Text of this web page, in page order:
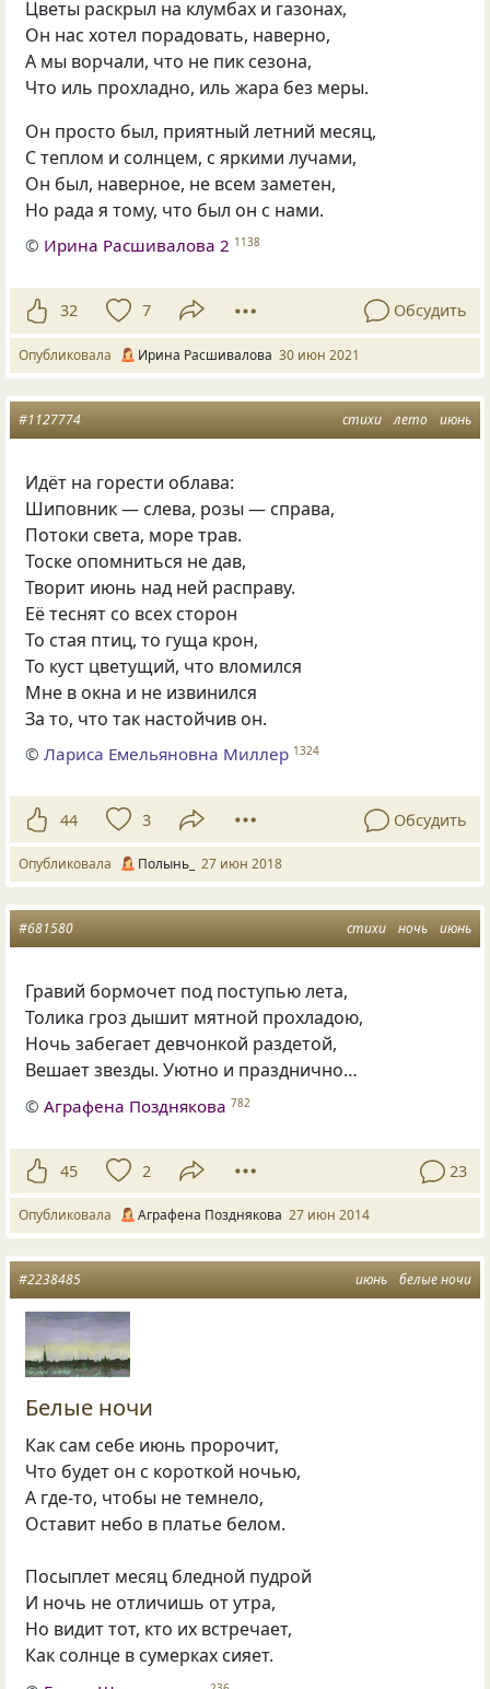
Цветы раскрыл на клумбах и газонах,
Он нас хотел порадовать, наверно,
А мы ворчали, что не пик сезона,
Что иль прохладно, иль жара без меры.
Он просто был, приятный летний месяц,
С теплом и солнцем, с яркими лучами,
Он был, наверное, не всем заметен,
Но рада я тому, что был он с нами.
© Ирина Расшивалова 2 1138
32 7 Обсудить
Опубликовала Ирина Расшивалова 30 июн 2021
стихи лето июнь
#1127774
Идёт на горести облава:
Шиповник — слева, розы — справа,
Потоки света, море трав.
Тоске опомниться не дав,
Творит июнь над ней расправу.
Её теснят со всех сторон
То стая птиц, то гуща крон,
То куст цветущий, что вломился
Мне в окна и не извинился
За то, что так настойчив он.
©Лариса Емельяновна Миллер 1324
44 3 Обсудить
Опубликовала Полынь_ 27 июн 2018
стихи ночь июнь
#681580
Гравий бормочет под поступью лета,
Толика гроз дышит мятной прохладою,
Ночь забегает девчонкой раздетой,
Вешает звезды. Уютно и празднично…
©Аграфена Позднякова 782
45 2 23
Опубликовала Аграфена Позднякова 27 июн 2014
июнь белые ночи
#2238485
Белые ночи
Как сам себе июнь пророчит,
Что будет он с короткой ночью,
А где-то, чтобы не темнело,
Оставит небо в платье белом.
Посыплет месяц бледной пудрой
И ночь не отличишь от утра,
Но видит тот, кто их встречает,
Как солнце в сумерках сияет.